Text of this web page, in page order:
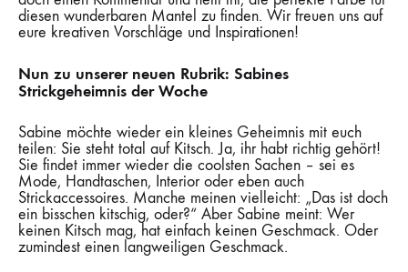
diesen wunderbaren Mantel zu finden. Wir freuen uns auf
eure kreativen Vorschläge und Inspirationen!
Nun zu unserer neuen Rubrik: Sabines
Strickgeheimnis der Woche
Sabine möchte wieder ein kleines Geheimnis mit euch
teilen: Sie steht total auf Kitsch. Ja, ihr habt richtig gehört!
Sie findet immer wieder die coolsten Sachen – sei es
Mode, Handtaschen, Interior oder eben auch
Strickaccessoires. Manche meinen vielleicht: „Das ist doch
ein bisschen kitschig, oder?“ Aber Sabine meint: Wer
keinen Kitsch mag, hat einfach keinen Geschmack. Oder
zumindest einen langweiligen Geschmack.